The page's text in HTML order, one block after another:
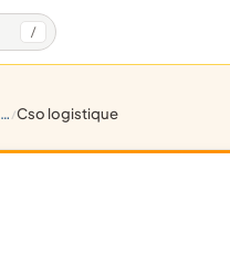
/
/ cso logistique